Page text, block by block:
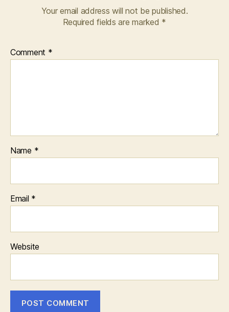
Your email address will not be published.
Required fields are marked *
Comment *
Name *
Email *
Website